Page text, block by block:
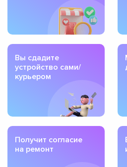
Вы сдадите
устройство сами/
курьером
Получит согласие
на ремонт